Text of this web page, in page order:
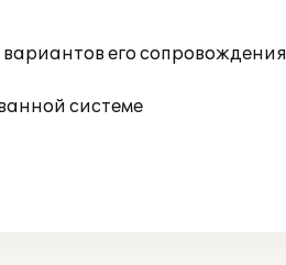
его сопровождения
системе